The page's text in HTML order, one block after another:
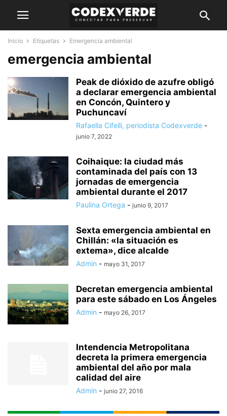
Inicio Etiquetas Emergencia ambiental
emergencia ambiental
Peak de dióxido de azufre obligó
a declarar emergencia ambiental
en Concón, Quintero y
Puchuncaví
Rafaella Cifelli, periodista Codexverde -
junio 7, 2022
Coihaique: la ciudad más
contaminada del país con 13
jornadas de emergencia
ambiental durante el 2017
Paulina Ortega - junio 9, 2017
Sexta emergencia ambiental en
Chillán: «la situación es
extema», dice alcalde
Admin - mayo 31, 2017
Decretan emergencia ambiental
para este sábado en Los Ángeles
Admin - mayo 26, 2017
Intendencia Metropolitana
decreta la primera emergencia
ambiental del año por mala
calidad del aire
Admin - junio 27, 2016